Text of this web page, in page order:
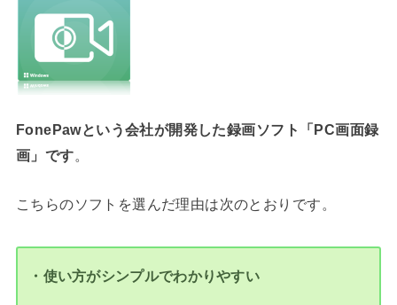
FonePawという会社が開発した録画ソフト「PC画面録
画」です
こちらのソフトを選んだ理由は次のとおりです。
・使い方がシンプルでわかりやすい